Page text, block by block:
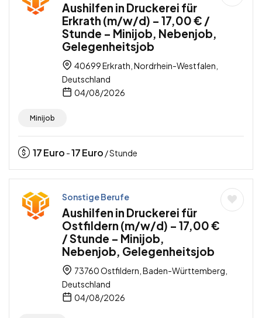
Aushilfen in Druckerei für
Erkrath (m/w/d) – 17,00 € /
Stunde – Minijob, Nebenjob,
Gelegenheitsjob
40699 Erkrath, Nordrhein-Westfalen,
Deutschland
04/08/2026
Minijob
17Euro -17Euro / Stunde
Sonstige Berufe
Aushilfen in Druckerei für
Ostfildern (m/w/d) – 17,00 €
/ Stunde – Minijob,
Nebenjob, Gelegenheitsjob
73760 Ostfildern, Baden-Württemberg,
Deutschland
04/08/2026